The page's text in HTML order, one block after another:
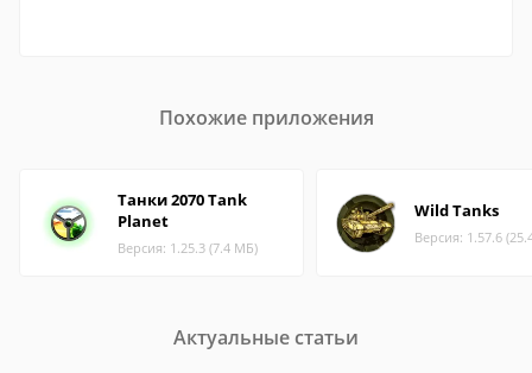
Похожие приложения
Танки 2070 Tank
Planet
Версия: 1.25.3 (7.4 МБ)
Wild Tanks
Версия: 1.57.6
Актуальные статьи